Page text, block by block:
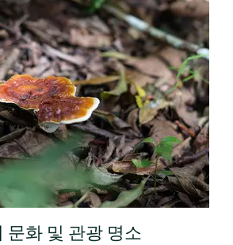
문화 및 관광 명소